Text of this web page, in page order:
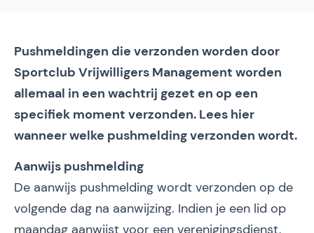
Pushmeldingen die verzonden worden door
Sportclub Vrijwilligers Management worden
allemaal in een wachtrij gezet en op een
specifiek moment verzonden. Lees hier
wanneer welke pushmelding verzonden wordt.
Aanwijs pushmelding
De aanwijs pushmelding wordt verzonden op de
volgende dag na aanwijzing. Indien je een lid op
maandag aanwijst voor een verenigingsdienst,